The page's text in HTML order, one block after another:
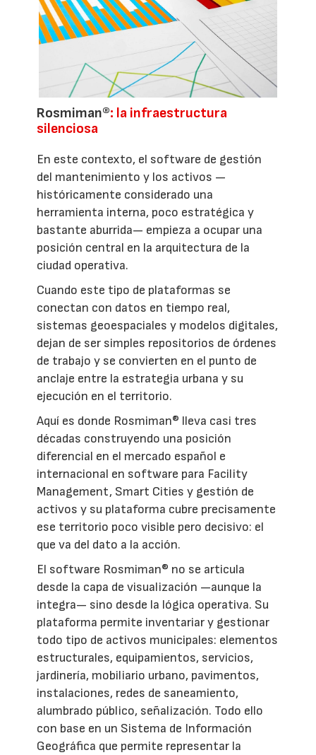
Rosmiman®: la infraestructura
silenciosa
En este contexto, el software de gestión
del mantenimiento y los activos —
históricamente considerado una
herramienta interna, poco estratégica y
bastante aburrida— empieza a ocupar una
posición central en la arquitectura de la
ciudad operativa.
Cuando este tipo de plataformas se
conectan con datos en tiempo real,
sistemas geoespaciales y modelos digitales,
dejan de ser simples repositorios de órdenes
de trabajo y se convierten en el punto de
anclaje entre la estrategia urbana y su
ejecución en el territorio.
Aquí es donde Rosmiman® lleva casi tres
décadas construyendo una posición
diferencial en el mercado español e
internacional en software para Facility
Management, Smart Cities y gestión de
activos y su plataforma cubre precisamente
ese territorio poco visible pero decisivo: el
que va del dato a la acción.
El software Rosmiman® no se articula
desde la capa de visualización —aunque la
integra— sino desde la lógica operativa. Su
plataforma permite inventariar y gestionar
todo tipo de activos municipales: elementos
estructurales, equipamientos, servicios,
jardinería, mobiliario urbano, pavimentos,
instalaciones, redes de saneamiento,
alumbrado público, señalización. Todo ello
con base en un Sistema de Información
Geográfica que permite representar la